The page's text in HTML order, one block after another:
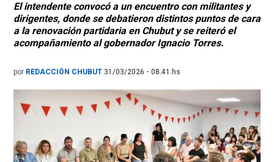
El intendente convocó a un encuentro con militantes y
dirigentes, donde se debatieron distintos puntos de cara
a la renovación partidaria en Chubut y se reiteró el
acompañamiento al gobernador Ignacio Torres.
por REDACCIÓN CHUBUT 31/03/2026 - 08.41.hs